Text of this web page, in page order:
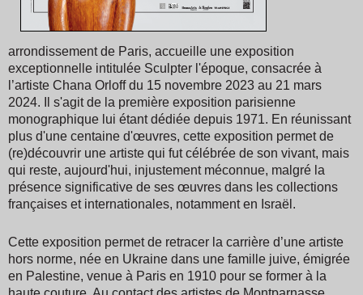
arrondissement de Paris, accueille une exposition
exceptionnelle intitulée Sculpter l'époque, consacrée à
l’artiste Chana Orloff du 15 novembre 2023 au 21 mars
2024. Il s'agit de la première exposition parisienne
monographique lui étant dédiée depuis 1971. En réunissant
plus d'une centaine d'œuvres, cette exposition permet de
(re)découvrir une artiste qui fut célébrée de son vivant, mais
qui reste, aujourd'hui, injustement méconnue, malgré la
présence significative de ses œuvres dans les collections
françaises et internationales, notamment en Israël.
Cette exposition permet de retracer la carrière d’une artiste
hors norme, née en Ukraine dans une famille juive, émigrée
en Palestine, venue à Paris en 1910 pour se former à la